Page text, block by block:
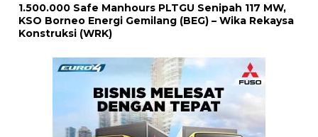
1.500.000 Safe Manhours PLTGU Senipah 117 MW,
KSO Borneo Energi Gemilang (BEG) – Wika Rekaysa
Konstruksi (WRK)